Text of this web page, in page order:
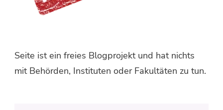
Seite ist ein freies Blogprojekt und hat nichts
mit Behörden, Instituten oder Fakultäten zu tun.